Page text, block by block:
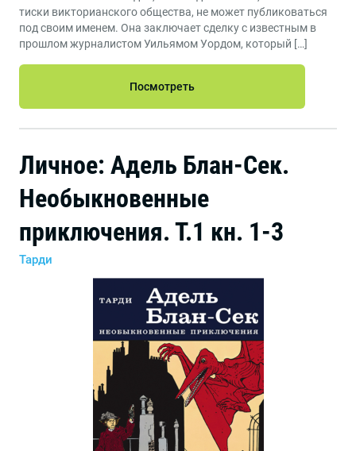
тиски викторианского общества, не может публиковаться
под своим именем. Она заключает сделку с известным в
прошлом журналистом Уильямом Уордом, который […]
Посмотреть
Личное: Адель Блан-Сек.
Необыкновенные
приключения. Т.1 кн. 1-3
Тарди